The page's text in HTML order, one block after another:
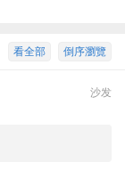
倒序瀏覽
看全部
沙发